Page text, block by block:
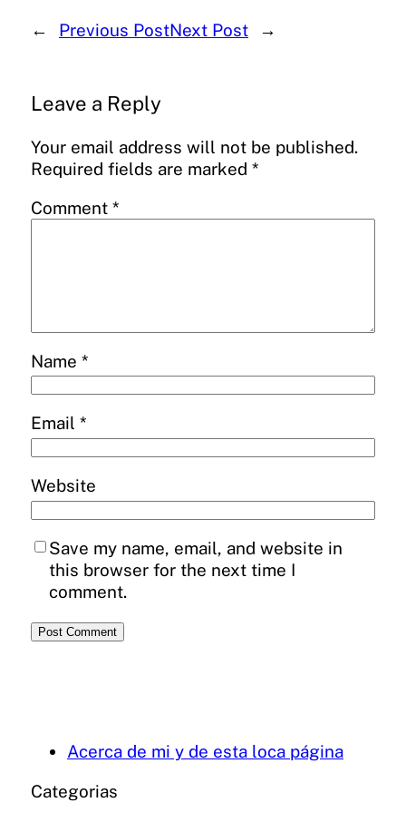
← Previous PostNext Post →
Leave a Reply
Your email address will not be published.
Required fields are marked *
Comment *
Name *
Email *
Website
Save my name, email, and website in
this browser for the next time I
comment.
Acerca de mi y de esta loca página
Categorias